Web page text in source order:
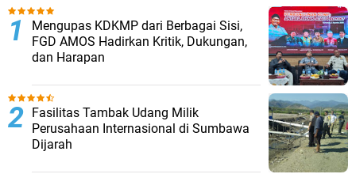
Mengupas KDKMP dari Berbagai Sisi,
FGD AMOS Hadirkan Kritik, Dukungan,
dan Harapan
Fasilitas Tambak Udang Milik
Perusahaan Internasional di Sumbawa
Dijarah